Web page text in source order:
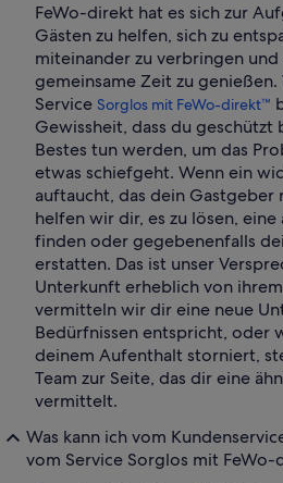
FeWo-direkt hat es sich zur
Gästen zu helfen, sich zu
miteinander zu verbringen
gemeinsame Zeit zu
Service Sorglos mit FeWo-direkt™
Gewissheit, dass du geschützt
Bestes tun werden, um das
etwas schiefgeht. Wenn ein
auftaucht, das dein Gastgeber
helfen wir dir, es zu lösen,
finden oder gegebenenfalls
erstatten. Das ist unser
Unterkunft erheblich von
vermitteln wir dir eine neue
Bedürfnissen entspricht, oder
deinem Aufenthalt storniert,
Team zur Seite, das dir eine
vermittelt.
Was kann ich vom
vom Service Sorglos mit